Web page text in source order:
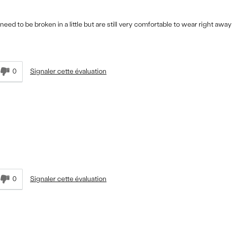
to be broken in a little but are still very comfortable to wear right away
0 Signaler cette évaluation
0 Signaler cette évaluation